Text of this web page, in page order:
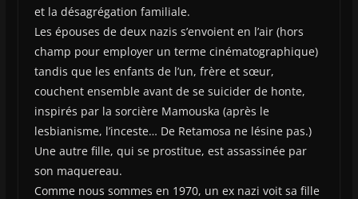
et la désagrégation familiale.
Les épouses de deux nazis s’envoient en l’air (hors
champ pour employer un terme cinématographique)
tandis que les enfants de l’un, frère et sœur,
couchent ensemble avant de se suicider de honte,
inspirés par la sorcière Mamouska (après le
lesbianisme, l’inceste… De Retamosa ne lésine pas.)
Une autre fille, qui se prostitue, est assassinée par
son maquereau.
Comme nous sommes en 1970, un ex nazi voit sa fille